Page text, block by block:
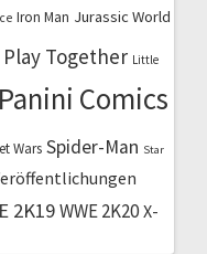
Iron Man Jurassic World
Together Little
Panini Comics
Wars Spider-Man Star
2K19WWE 2K20 X-